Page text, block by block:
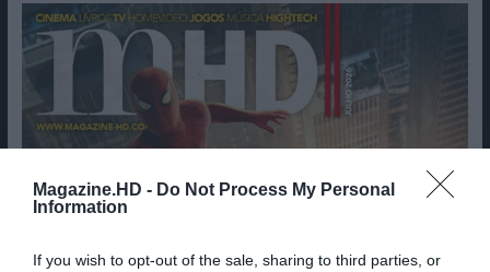
Magazine.HD - Do Not Process My Personal
Information
If you wish to opt-out of the sale, sharing to third parties, or